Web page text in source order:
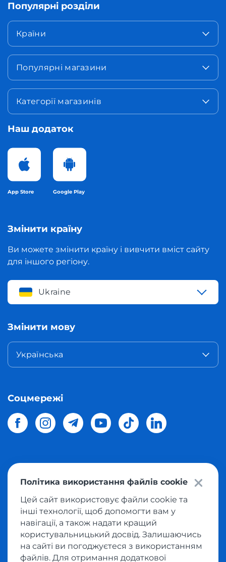
Популярні розділи
Країни
Популярні магазини
Категорії магазинів
Наш додаток
App Store Google Play
Змінити країну
Ви можете змінити країну і вивчити вміст сайту
для іншого регіону.
Ukraine
Змінити мову
Українська
Соцмережі
магазинів світу в Україну.Всі права захищені
Політика конфіденційності
Публічна оферта
Умови користування сервісом викупу товарів
Політика використання файлів cookie
Цей сайт використовує файли cookie та
інші технології, щоб допомогти вам у
навігації, а також надати кращий
користувальницький досвід. Залишаючись
на сайті ви погоджуєтеся з використанням
файлів. Для отримання додаткової